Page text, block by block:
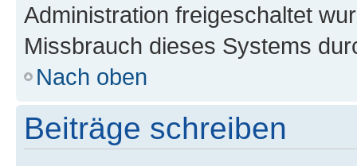
Administration freigeschaltet
Missbrauch dieses Systems
Nach oben
Beiträge schreiben